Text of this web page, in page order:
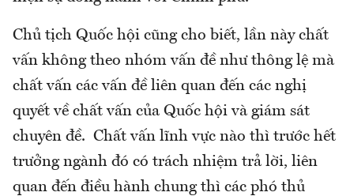
Chủ tịch Quốc hội cũng cho biết, lần này chất
vấn không theo nhóm vấn đề như thông lệ mà
chất vấn các vấn đề liên quan đến các nghị
quyết về chất vấn của Quốc hội và giám sát
chuyên đề. Chất vấn lĩnh vực nào thì trước hết
trưởng ngành đó có trách nhiệm trả lời, liên
quan đến điều hành chung thì các phó thủ